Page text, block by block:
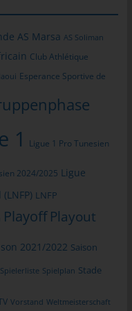
AS Marsa AS Soliman
Club Athlétique
Esperance Sportive de
1 Ligue 1 Pro Tunesien
2024/2025 Ligue
LNFP
Playoff Playout
2021/2022 Saison
Spielerliste Spielplan Stade
Vorstand Weltmeisterschaft
in den Logfiles
(2) das vom
(3) die
System auf unsere
System auf
(5) das Datum und
(6) eine Internet-
Internet-Service-
im Falle von
Systeme
betroffene Person.
(2) die Inhalte
für diese zu
unserer